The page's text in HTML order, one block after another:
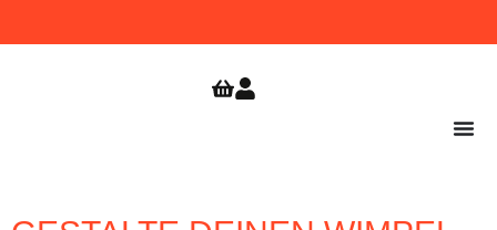
SHOPERÖFFNUNG